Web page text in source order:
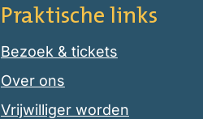
Praktische links
Bezoek & tickets
Over ons
Vrijwilliger worden